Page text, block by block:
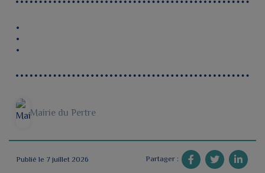
Mairie du Pertre
Publié le 7 juillet 2026 Partager :